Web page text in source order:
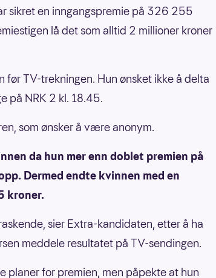
sikret en inngangspremie på 326 255
lå det som alltid 2 millioner kroner
før TV-trekningen. Hun ønsket ikke å delta
på NRK 2 kl. 18.45.
som ønsker å være anonym.
da hun mer enn doblet premien på
Dermed endte kvinnen med en
kroner.
sier Extra-kandidaten, etter å ha
meddele resultatet på TV-sendingen.
planer for premien, men påpekte at hun